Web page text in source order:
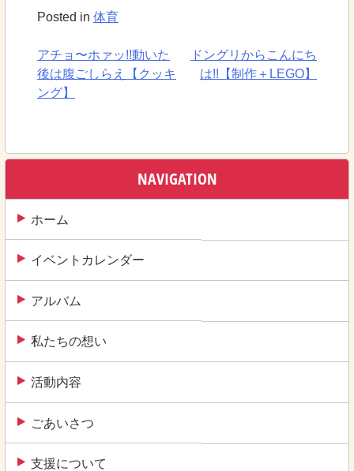
NAVIGATION
ホーム
イベントカレンダー
アルバム
私たちの想い
活動内容
ごあいさつ
支援について
Posted in 体育
投
稿
ビ
ー
シ
ョ
ン
アチョ〜ホァッ!!動いた
後は腹ごしらえ【クッキ
ング】
ドングリからこんにち
は!!【制作＋LEGO】